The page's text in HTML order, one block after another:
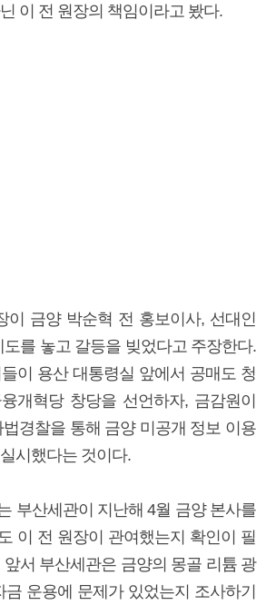
이 전 원장의 책임이라고 봤다.
이 금양 박순혁 전 홍보이사, 선대인
를 놓고 갈등을 빚었다고 주장한다.
이 용산 대통령실 앞에서 공매도 청
개혁당 창당을 선언하자, 금감원이
경찰을 통해 금양 미공개 정보 이용
시했다는 것이다.
부산세관이 지난해 4월 금양 본사를
이 전 원장이 관여했는지 확인이 필
앞서 부산세관은 금양의 몽골 리튬 광
금 운용에 문제가 있었는지 조사하기